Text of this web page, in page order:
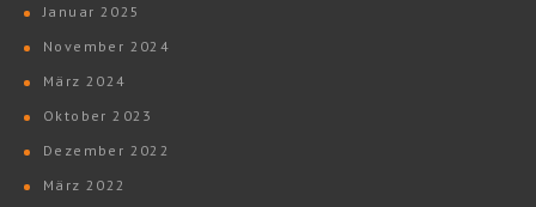
Januar 2025
November 2024
März 2024
Oktober 2023
Dezember 2022
März 2022